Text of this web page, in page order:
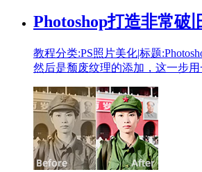
Photoshop打造非常破
教程分类:PS照片美化|标题
然后是颓废纹理的添加，这一步